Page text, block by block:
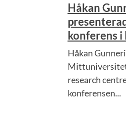
Håkan
konferens i
Håkan
research
konferensen...